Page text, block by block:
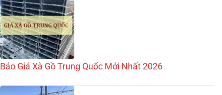
Báo Giá Xà Gồ Trung Quốc Mới Nhất 2026